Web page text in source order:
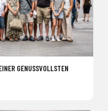
GENUSSVOLLSTEN